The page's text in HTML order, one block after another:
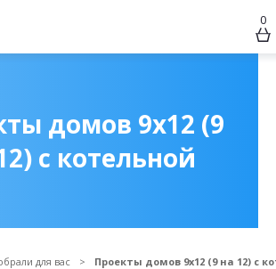
0
домов 9х12 (9
с котельной
для вас Проекты домов 9х12 (9 на 12) с
ОФОРМИТЬ ЗАКАЗ